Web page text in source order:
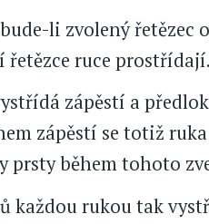
li zvolený řetězec
ruce
zápěstí a
zápěstí se totiž
prsty během tohoto
každou rukou tak